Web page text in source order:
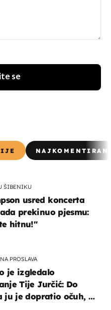
se
ŠIBENIKU
usred koncerta
prekinuo pjesmu:
hitnu!"
PROSLAVA
je izgledalo
Tije Jurčić: Do
ju je dopratio očuh, a